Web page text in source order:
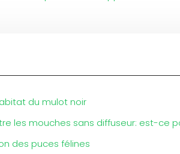
du mulot noir
les mouches sans diffuseur: est-ce
des puces félines